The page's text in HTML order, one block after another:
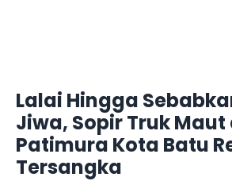
Lalai Hingga
Jiwa, Sopir Truk
Patimura Kota Batu
Tersangka